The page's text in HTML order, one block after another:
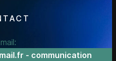
- communication